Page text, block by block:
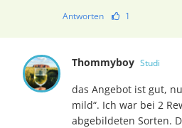
Antworten 1
Thommyboy Studi
das Angebot ist gut,
mild“. Ich war bei 2
abgebildeten Sorten.